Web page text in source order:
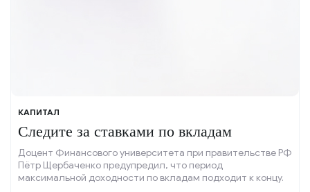
КАПИТАЛ
Следите за ставками по вкладам
Доцент Финансового университета при правительстве РФ
Пётр Щербаченко предупредил, что период
максимальной доходности по вкладам подходит к концу.